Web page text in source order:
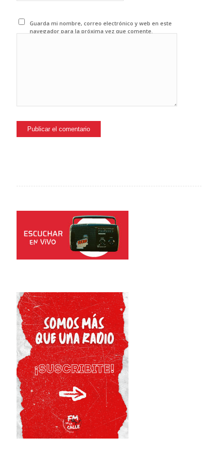
Guarda mi nombre, correo electrónico y web en este
navegador para la próxima vez que comente.